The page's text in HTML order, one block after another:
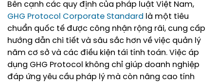
Bên cạnh các quy định của pháp luật Việt Nam,
GHG Protocol Corporate Standard
là một tiêu
chuẩn quốc tế được công nhận rộng rãi, cung cấp
hướng dẫn chi tiết và sâu sắc hơn về việc quản lý
năm cơ sở và các điều kiện tái tính toán. Việc áp
dụng GHG Protocol không chỉ giúp doanh nghiệp
đáp ứng yêu cầu pháp lý mà còn nâng cao tính